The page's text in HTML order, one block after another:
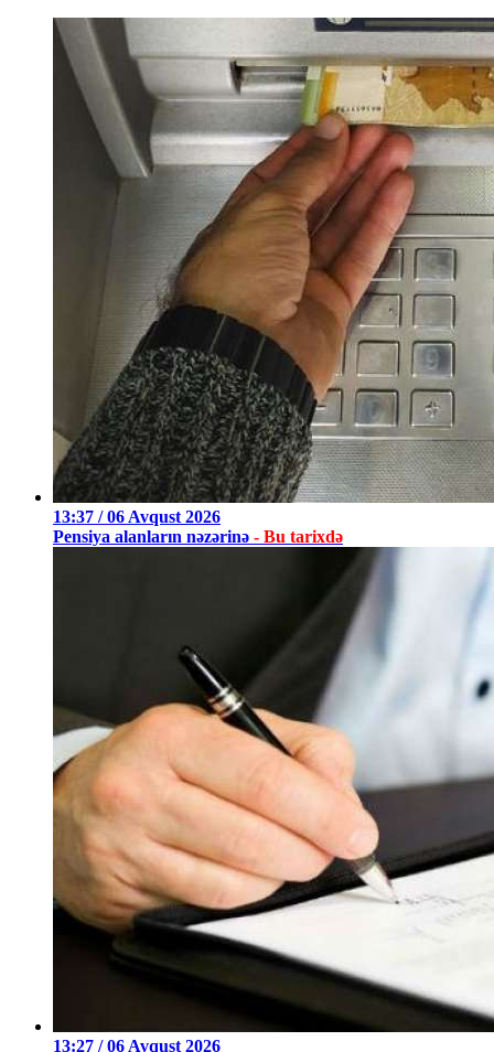
13:37 / 06 Avqust 2026
Pensiya alanların nəzərinə - Bu tarixdə
13:27 / 06 Avqust 2026